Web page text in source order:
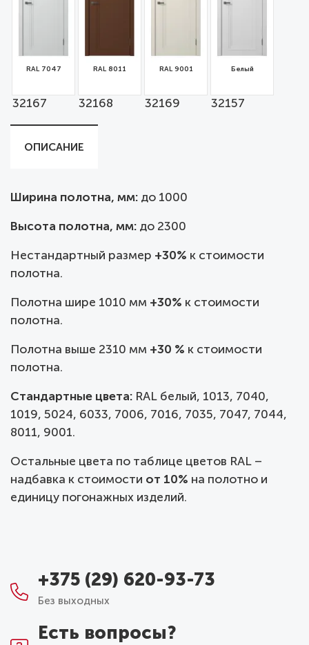
RAL 7047
32167
RAL 8011
32168
RAL 9001
32169
Белый
32157
ОПИСАНИЕ
Ширина полотна, мм: до 1000
Высота полотна, мм: до 2300
Нестандартный размер +30% к стоимости
полотна.
Полотна шире 1010 мм +30% к стоимости
полотна.
Полотна выше 2310 мм +30 % к стоимости
полотна.
Стандартные цвета: RAL белый, 1013, 7040,
1019, 5024, 6033, 7006, 7016, 7035, 7047, 7044,
8011, 9001.
Остальные цвета по таблице цветов RAL –
надбавка к стоимости от 10% на полотно и
единицу погонажных изделий.
+375 (29) 620-93-73
Без выходных
Есть вопросы?